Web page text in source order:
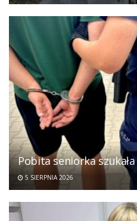
Pobita seniorka
5 SIERPNIA 2026